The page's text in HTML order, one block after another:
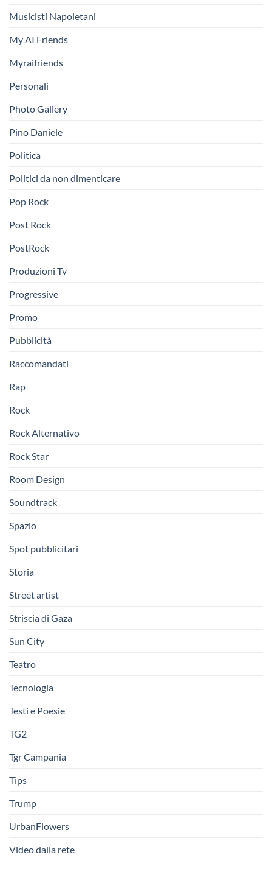
Musicisti Napoletani
My AI Friends
Myraifriends
Personali
Photo Gallery
Pino Daniele
Politica
Politici da non dimenticare
Pop Rock
Post Rock
PostRock
Produzioni Tv
Progressive
Promo
Pubblicità
Raccomandati
Rap
Rock
Rock Alternativo
Rock Star
Room Design
Soundtrack
Spazio
Spot pubblicitari
Storia
Street artist
Striscia di Gaza
Sun City
Teatro
Tecnologia
Testi e Poesie
TG2
Tgr Campania
Tips
Trump
UrbanFlowers
Video dalla rete